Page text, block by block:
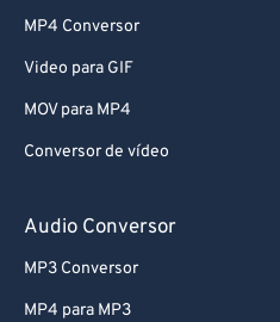
MP4 Conversor
Video para GIF
MOV para MP4
Conversor de vídeo
Audio Conversor
MP3 Conversor
MP4 para MP3